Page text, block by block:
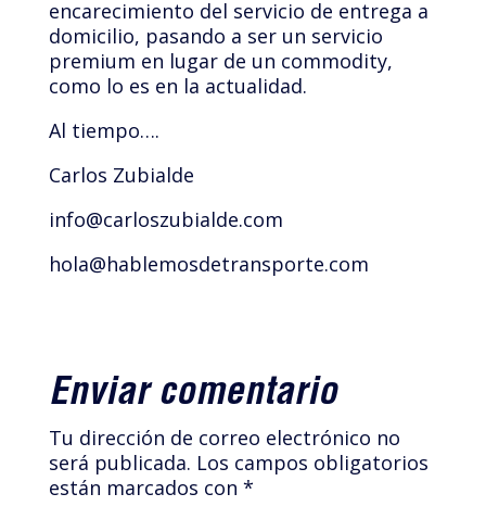
encarecimiento del servicio de entrega a
domicilio, pasando a ser un servicio
premium en lugar de un commodity,
como lo es en la actualidad.
Al tiempo….
Carlos Zubialde
info@carloszubialde.com
hola@hablemosdetransporte.com
Enviar comentario
Tu dirección de correo electrónico no
será publicada. Los campos obligatorios
están marcados con *